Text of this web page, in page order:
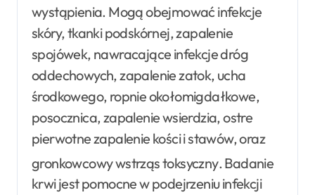
wystąpienia. Mogą obejmować infekcje
skóry, tkanki podskórnej, zapalenie
spojówek, nawracające infekcje dróg
oddechowych, zapalenie zatok, ucha
środkowego, ropnie okołomigdałkowe,
posocznica, zapalenie wsierdzia, ostre
pierwotne zapalenie kości i stawów, oraz
gronkowcowy wstrząs toksyczny. Badanie
krwi jest pomocne w podejrzeniu infekcji